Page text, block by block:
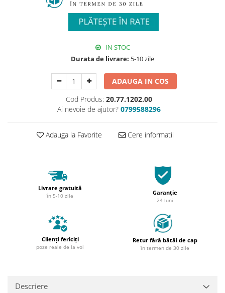
IN STOC
Durata de livrare: 5-10 zile
ADAUGA IN COS
Cod Produs: 20.77.1202.00
Ai nevoie de ajutor? 0799588296
Adauga la Favorite Cere informatii
Livrare gratuită
în 5-10 zile Garanție
24 luni
Clienți fericiți
poze reale de la voi
Retur fără bătăi de cap
în termen de 30 zile
Descriere